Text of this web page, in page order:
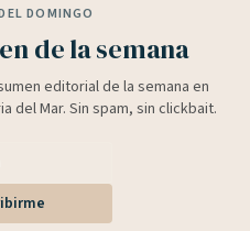
DOMINGO
de la semana
editorial de la semana en
del Mar. Sin spam, sin clickbait.